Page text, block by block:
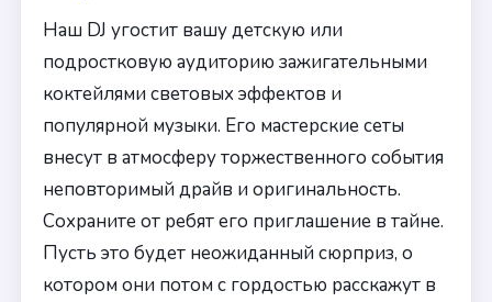
Наш DJ угостит вашу детскую или
подростковую аудиторию зажигательными
коктейлями световых эффектов и
популярной музыки. Его мастерские сеты
внесут в атмосферу торжественного события
неповторимый драйв и оригинальность.
Сохраните от ребят его приглашение в тайне.
Пусть это будет неожиданный сюрприз, о
котором они потом с гордостью расскажут в